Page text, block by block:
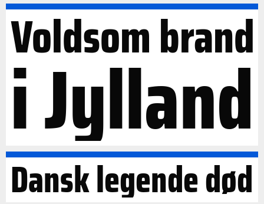
Voldsom brand
i Jylland
Dansk legende død